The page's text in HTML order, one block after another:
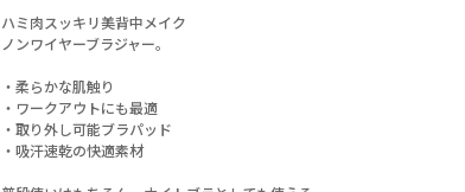
DPK ディープピンク
ハミ肉スッキリ美背中メイク
ノンワイヤーブラジャー。
・柔らかな肌触り
・ワークアウトにも最適
・取り外し可能ブラパッド
・吸汗速乾の快適素材